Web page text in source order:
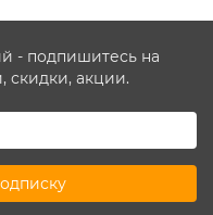
- подпишитесь на
скидки, акции.